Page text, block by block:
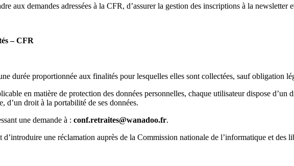
aux demandes adressées à la CFR, d’assurer la gestion des inscriptions à la newsletter
– CFR
durée proportionnée aux finalités pour lesquelles elles sont collectées, sauf obligation
en matière de protection des données personnelles, chaque utilisateur dispose
d’un droit à la portabilité de ses données.
une demande à : conf.retraites@wanadoo.fr.
d’introduire une réclamation auprès de la Commission nationale de l’informatique et des